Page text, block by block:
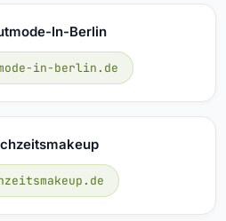
In-Berlin
in-berlin.de